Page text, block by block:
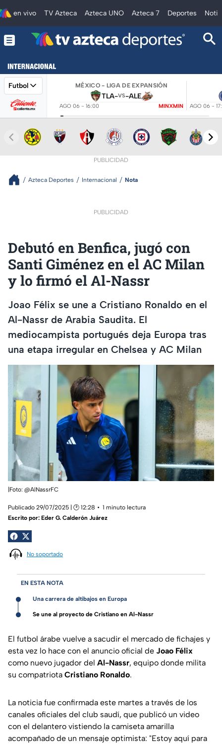
en vivo TV Azteca Azteca UNO Azteca 7 Deportes
Futbol MÉXICO - LIGA DE EXPANSIÓN
TLA-VS-ALE
AGO 06 - 16:00 MINXMIN AGO 06 -
PUBLICIDAD
Azteca Deportes Internacional Nota
PUBLICIDAD
Debutó en Benfica, jugó con
Santi Giménez en el AC Milan
y lo firmó el Al-Nassr
Joao Félix se une a Cristiano Ronaldo en el
Al-Nassr de Arabia Saudita. El
mediocampista portugués deja Europa tras
una etapa irregular en Chelsea y AC Milan
|Foto: @AlNassrFC
Publicado 29/07/2025 | 🕑 12:28
1 minuto lectura
Escrito por: Eder G. Calderón Juárez
No soportado
EN ESTA NOTA
Una carrera de altibajos en Europa
Se une al proyecto de Cristiano en Al-Nassr
El futbol árabe vuelve a sacudir el mercado de fichajes y
esta vez lo hace con el anuncio oficial de Joao Félix
como nuevo jugador del Al-Nassr, equipo donde milita
su compatriota Cristiano Ronaldo.
La noticia fue confirmada este martes a través de los
canales oficiales del club saudí, que publicó un video
con el delantero vistiendo la camiseta amarilla
acompañado de un mensaje optimista: "Estoy aquí para